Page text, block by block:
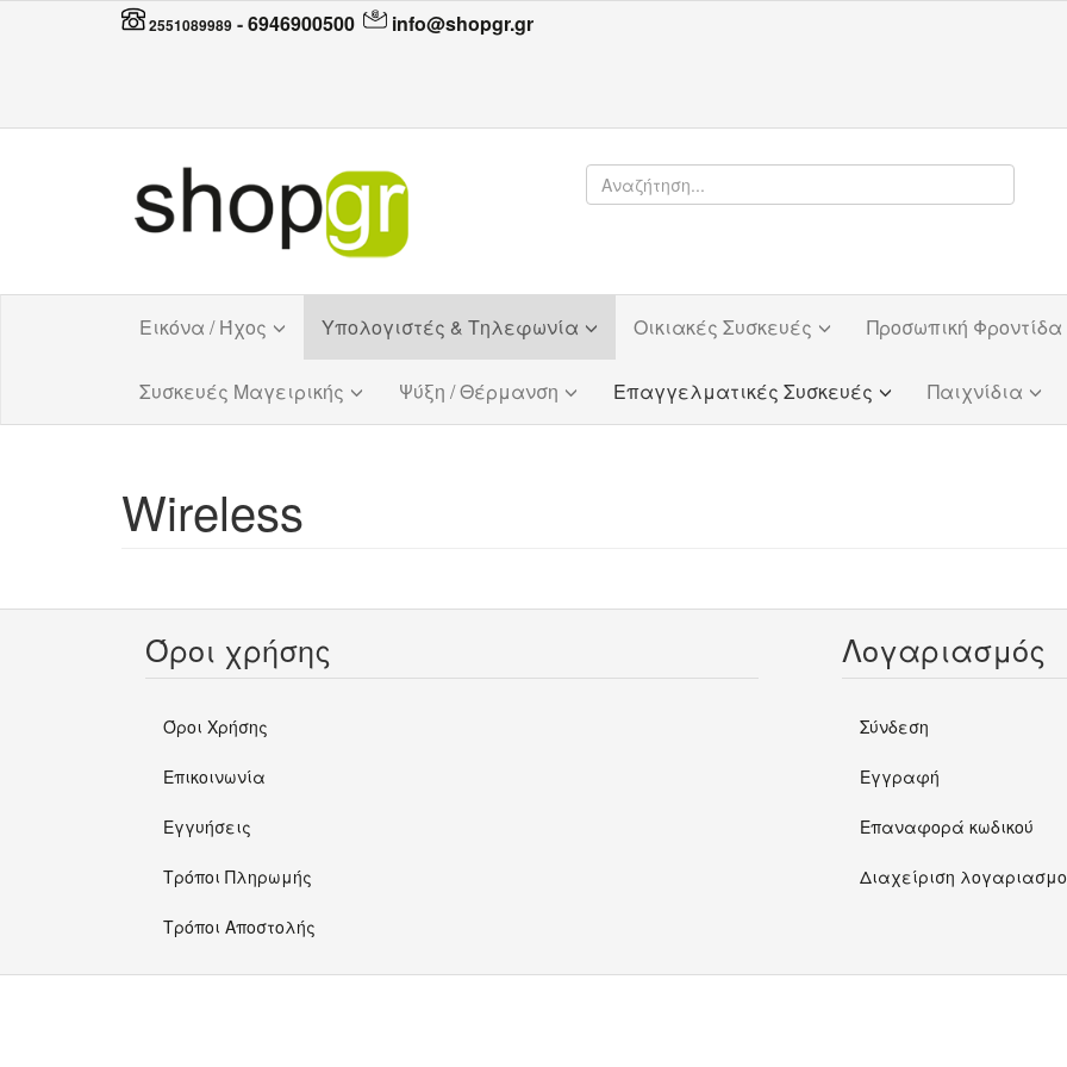
2551089989 -6946900500 info@shopgr.gr
Εικόνα / Ήχος Υπολογιστές & Τηλεφωνία Οικιακές Συσκευές Προσωπική Φροντίδα
Συσκευές Μαγειρικής Ψύξη / Θέρμανση Επαγγελματικές Συσκευές Παιχνίδια
Wireless
Όροι χρήσης
Όροι Χρήσης
Επικοινωνία
Εγγυήσεις
Τρόποι Πληρωμής
Τρόποι Αποστολής
Λογαριασμός
Σύνδεση
Εγγραφή
Επαναφορά κωδικού
Διαχείριση